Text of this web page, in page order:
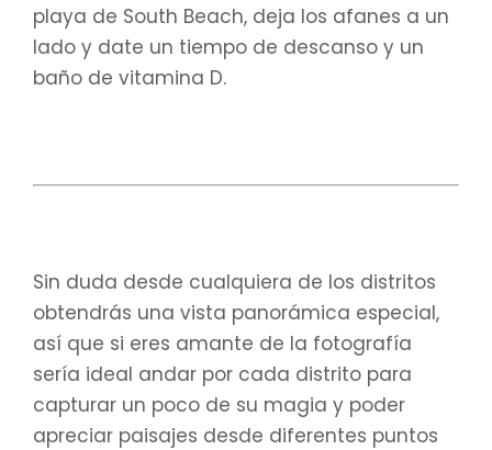
playa de South Beach, deja los afanes a un
lado y date un tiempo de descanso y un
baño de vitamina D.
Sin duda desde cualquiera de los distritos
obtendrás una vista panorámica especial,
así que si eres amante de la fotografía
sería ideal andar por cada distrito para
capturar un poco de su magia y poder
apreciar paisajes desde diferentes puntos